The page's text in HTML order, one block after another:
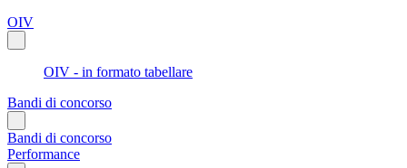
OIV
OIV - in formato tabellare
Bandi di concorso
Bandi di concorso
Performance